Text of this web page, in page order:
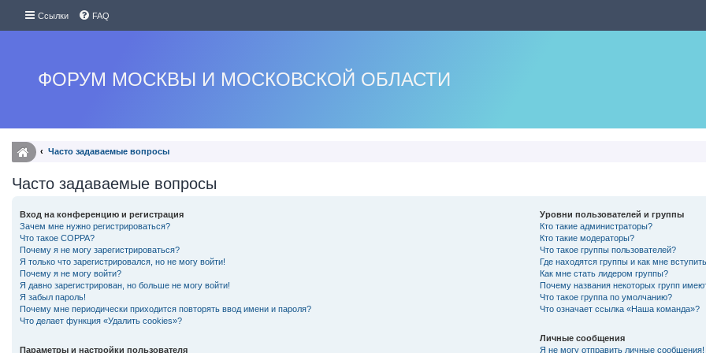
Ссылки FAQ
ФОРУМ МОСКВЫ И МОСКОВСКОЙ ОБЛАСТИ
Часто задаваемые вопросы
Часто задаваемые вопросы
Вход на конференцию и регистрация
Зачем мне нужно регистрироваться?
Что такое COPPA?
Почему я не могу зарегистрироваться?
Я только что зарегистрировался, но не могу войти!
Почему я не могу войти?
Я давно зарегистрирован, но больше не могу войти!
Я забыл пароль!
Почему мне периодически приходится повторять ввод имени и пароля?
Что делает функция «Удалить cookies»?
Параметры и настройки пользователя
Уровни пользователей и группы
Кто такие администраторы?
Кто такие модераторы?
Что такое группы пользователей?
Где находятся группы и как мне
Как мне стать лидером группы?
Почему названия некоторых групп
Что такое группа по умолчанию?
Что означает ссылка «Наша команда»?
Личные сообщения
Я не могу отправить личные сообщения!